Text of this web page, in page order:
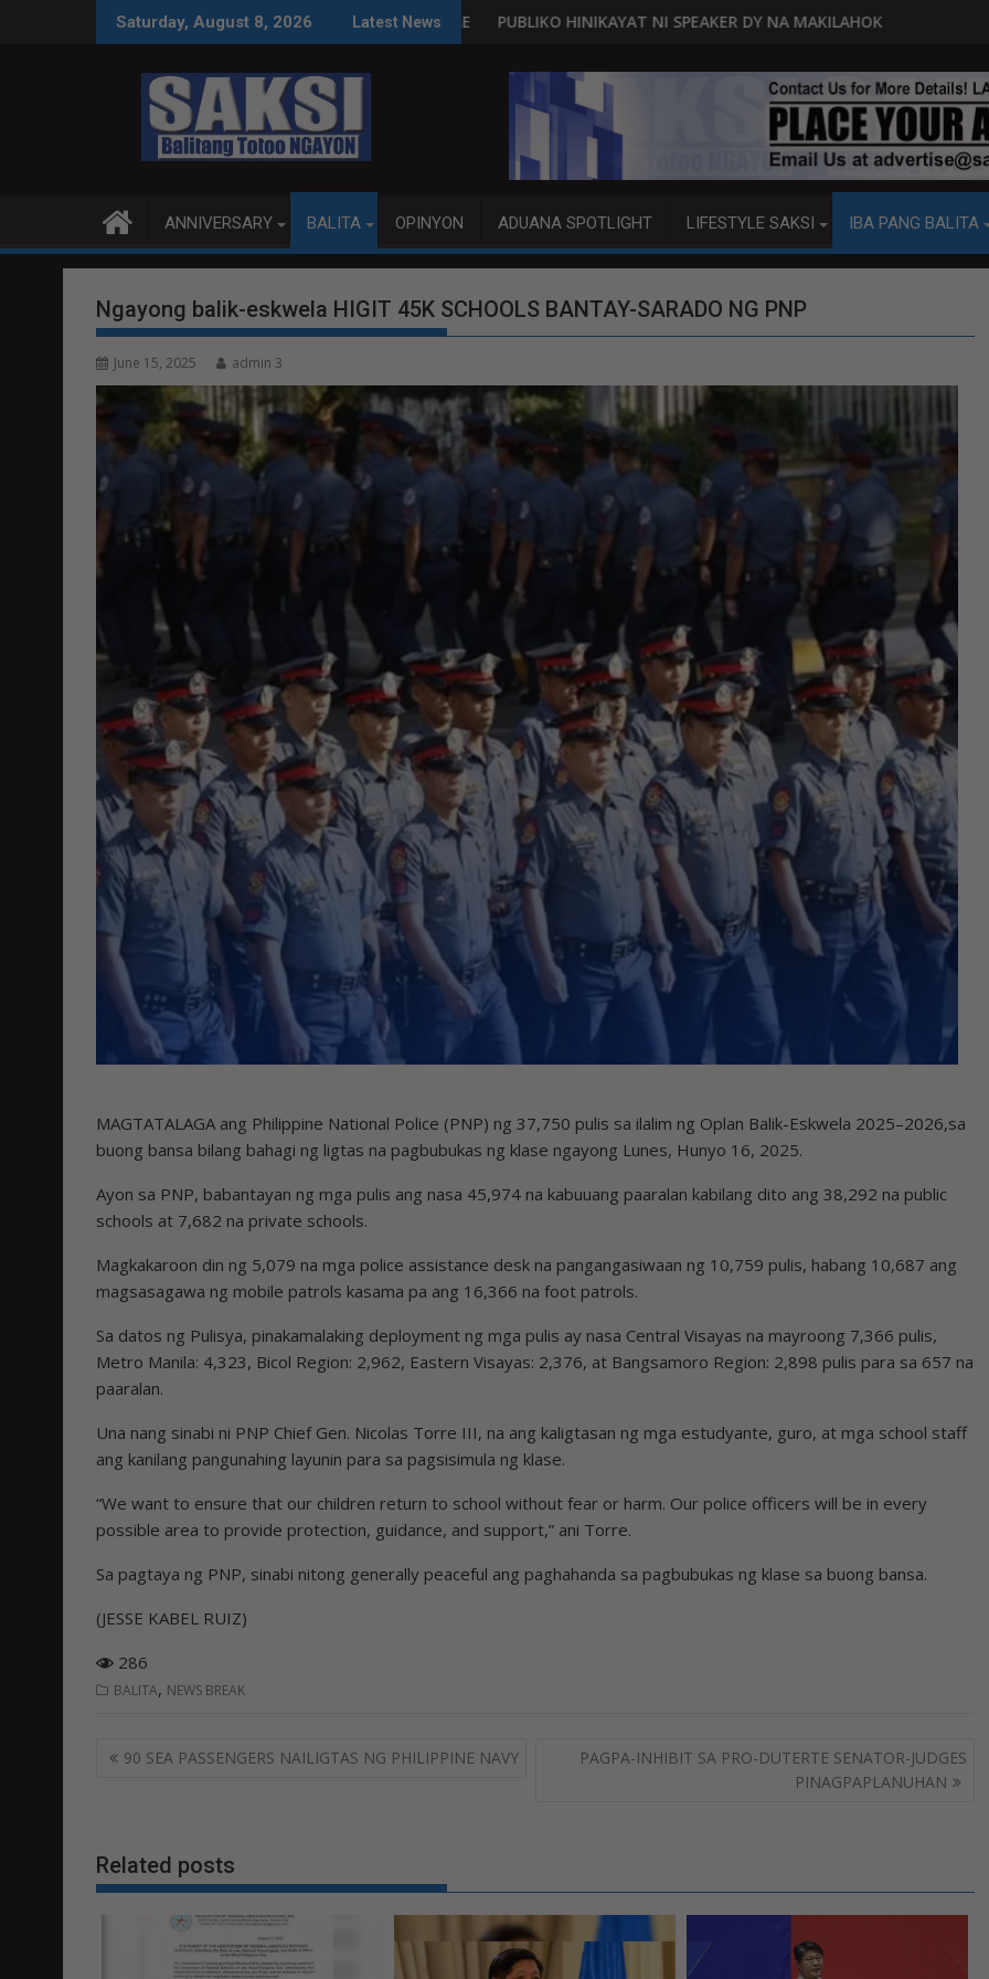
Saturday, August 8, 2026 Latest News
WPS O MAGBITIW
NA SUSPENDIHIN IMPLEMENTASYON NG RPVARAPUBLIKO HINIKAYAT NI SPEAKER DY NA MAKILAHOK SA PAGBUO NG MGA BATAS
MALACAÑANG PINAAARAL NA SA
ANNIVERSARY BALITA OPINYON ADUANA SPOTLIGHT LIFESTYLE SAKSI IBA PANG BALITA
Ngayong balik-eskwela HIGIT 45K SCHOOLS BANTAY-SARADO NG PNP
June 15, 2025 admin 3
MAGTATALAGA ang Philippine National Police (PNP) ng 37,750 pulis sa ilalim ng Oplan Balik-Eskwela 2025–2026,sa
buong bansa bilang bahagi ng ligtas na pagbubukas ng klase ngayong Lunes, Hunyo 16, 2025.
Ayon sa PNP, babantayan ng mga pulis ang nasa 45,974 na kabuuang paaralan kabilang dito ang 38,292 na public
schools at 7,682 na private schools.
Magkakaroon din ng 5,079 na mga police assistance desk na pangangasiwaan ng 10,759 pulis, habang 10,687 ang
magsasagawa ng mobile patrols kasama pa ang 16,366 na foot patrols.
Sa datos ng Pulisya, pinakamalaking deployment ng mga pulis ay nasa Central Visayas na mayroong 7,366 pulis,
Metro Manila: 4,323, Bicol Region: 2,962, Eastern Visayas: 2,376, at Bangsamoro Region: 2,898 pulis para sa 657 na
paaralan.
Una nang sinabi ni PNP Chief Gen. Nicolas Torre III, na ang kaligtasan ng mga estudyante, guro, at mga school staff
ang kanilang pangunahing layunin para sa pagsisimula ng klase.
“We want to ensure that our children return to school without fear or harm. Our police officers will be in every
possible area to provide protection, guidance, and support,” ani Torre.
Sa pagtaya ng PNP, sinabi nitong generally peaceful ang paghahanda sa pagbubukas ng klase sa buong bansa.
(JESSE KABEL RUIZ)
286
BALITA, NEWS BREAK
Post
90 SEA PASSENGERS NAILIGTAS NG PHILIPPINE NAVY
PAGPA-INHIBIT SA PRO-DUTERTE SENATOR-JUDGES
PINAGPAPLANUHAN
Related posts